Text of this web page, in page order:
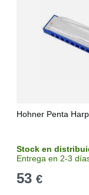
Hohner Penta
Stock en
Entrega en 2-3
53 €